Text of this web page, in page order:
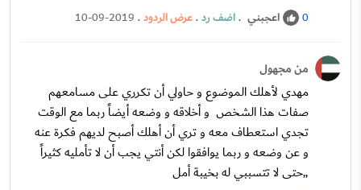
0 اعجبني .اضف رد.عرض الردود.
10-09-2019
من مجهول
مهدي لأهلك الموضوع و حاولي أن تكرري على مسامعهم
صفات هذا الشخص و أخلاقه و وضعه أيضاً ربما مع الوقت
تجدي استعطاف معه و تري أن أهلك أصبح لديهم فكرة عنه
و عن وضعه و ربما يوافقوا لكن أنتي يجب أن لا تأمليه كثيراً
,,حتى لا تتسببي له بخيبة أمل